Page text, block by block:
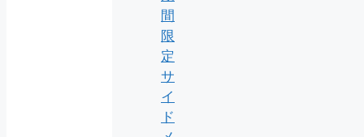
間
限
定
サ
イ
ド